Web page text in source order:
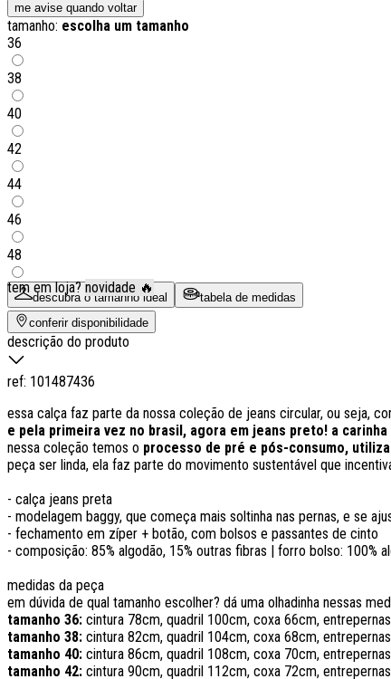
me avise quando voltar
tamanho: escolha um tamanho
36
38
40
42
44
46
48
descubra o tamanho ideal tabela de medidas
tem em loja? novidade 🔥
conferir disponibilidade
descrição do produto
ref: 101487436
essa calça faz parte da nossa coleção de jeans circular, ou seja,
e pela primeira vez no brasil, agora em jeans preto! a carinha
nessa coleção temos o processo de pré e pós-consumo,
peça ser linda, ela faz parte do movimento sustentável que
- calça jeans preta
- modelagem baggy, que começa mais soltinha nas pernas, e se
- fechamento em zíper + botão, com bolsos e passantes de cinto
- composição: 85% algodão, 15% outras fibras | forro bolso: 100%
medidas da peça
em dúvida de qual tamanho escolher? dá uma olhadinha nessas
tamanho 36: cintura 78cm, quadril 100cm, coxa 66cm,
tamanho 38: cintura 82cm, quadril 104cm, coxa 68cm,
tamanho 40: cintura 86cm, quadril 108cm, coxa 70cm,
tamanho 42: cintura 90cm, quadril 112cm, coxa 72cm,